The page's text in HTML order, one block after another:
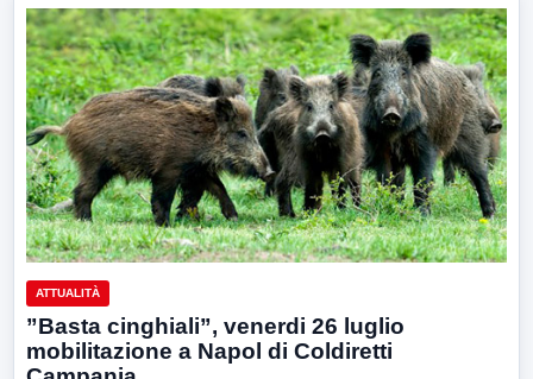
ATTUALITÀ
”Basta cinghiali”, venerdi 26 luglio
mobilitazione a Napol di Coldiretti